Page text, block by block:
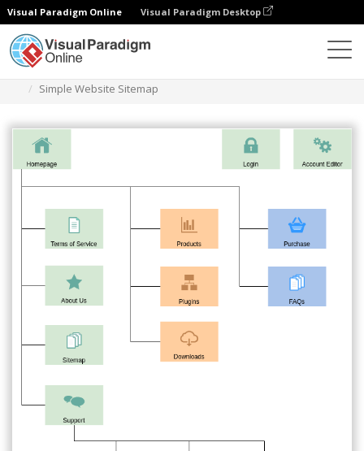
Visual Paradigm Online Visual Paradigm Desktop
Simple Website Sitemap